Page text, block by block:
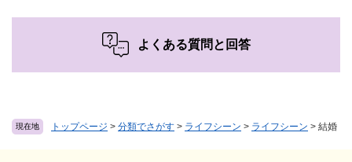
現在地 トップページ > 分類でさがす > ライフシーン > ライフシーン > 結婚
よくある質問と回答